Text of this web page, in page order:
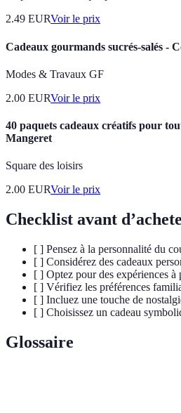
2.49 EURVoir le prix
Cadeaux gourmands sucrés-salés -
Modes & Travaux GF
2.00 EURVoir le prix
40 paquets cadeaux créatifs pour
Mangeret
Square des loisirs
2.00 EURVoir le prix
Checklist avant
[ ] Pensez à la personnalité du
[ ] Considérez des cadeaux
[ ] Optez pour des expériences à
[ ] Vérifiez les préférences
[ ] Incluez une touche de
[ ] Choisissez un cadeau
Glossaire